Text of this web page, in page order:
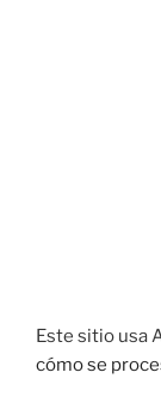
Este sitio usa
cómo se